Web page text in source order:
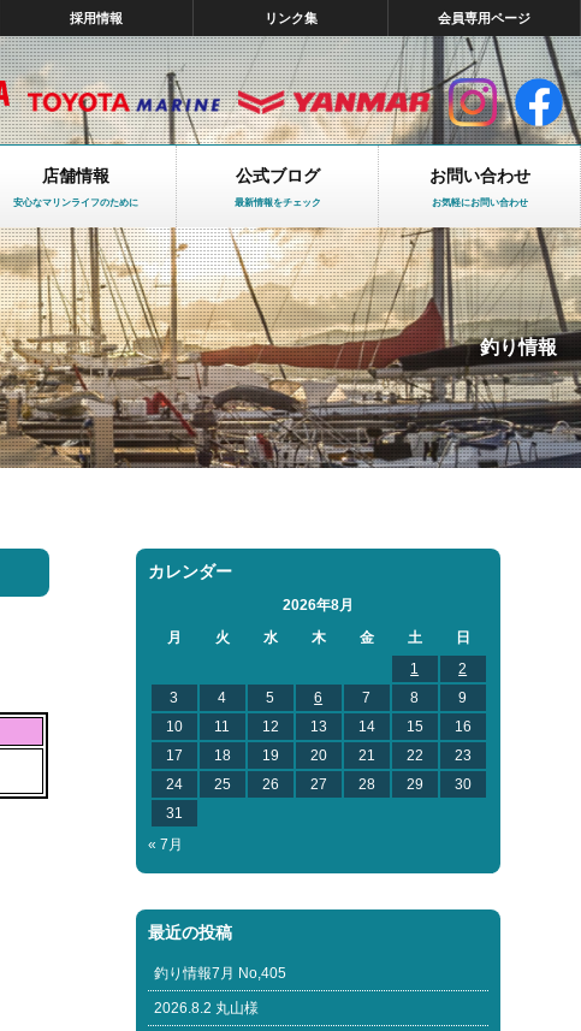
採用情報 リンク集 会員専用ページ
店舗情報
安心なマリンライフのために
公式ブログ
最新情報をチェック
お問い合わせ
お気軽にお問い合わせ
釣り情報
カレンダー
2026年8月
月
火 水 木 金 土
日
1
2
3
4 5 6 7 8
9
10
11 12 13 14 15
16
17
18 19 20 21 22
23
24
25 26 27 28 29
30
31
« 7月
最近の投稿
釣り情報7月 No,405
2026.8.2 丸山様